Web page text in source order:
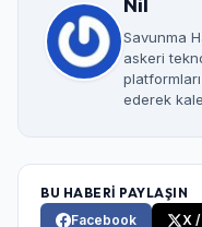
Savunma
askeri
ederek
BU HABERİ PAYLAŞIN
Facebook
X